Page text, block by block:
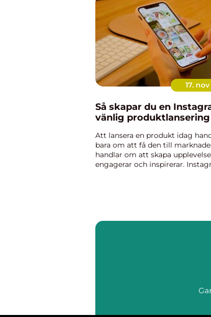
17. nov
Så skapar du en
vänlig produktlansering
Att lansera en produkt idag
bara om att få den till
handlar om att skapa
engagerar och inspirerar.